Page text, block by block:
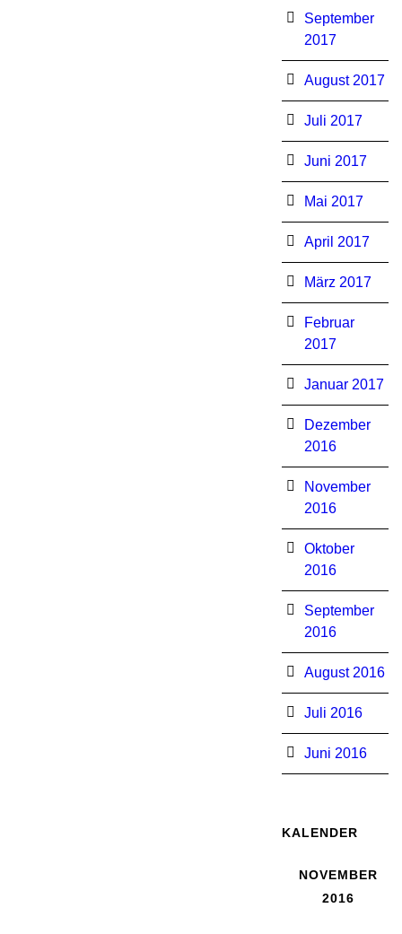
September
2017
August 2017
Juli 2017
Juni 2017
Mai 2017
April 2017
März 2017
Februar
2017
Januar 2017
Dezember
2016
November
2016
Oktober
2016
September
2016
August 2016
Juli 2016
Juni 2016
KALENDER
NOVEMBER
2016